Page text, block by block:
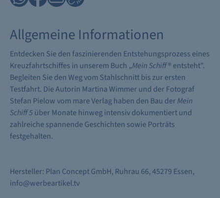
Allgemeine Informationen
Entdecken Sie den faszinierenden Entstehungsprozess eines
Kreuzfahrtschiffes in unserem Buch „Mein Schiff® entsteht".
Begleiten Sie den Weg vom Stahlschnitt bis zur ersten
Testfahrt. Die Autorin Martina Wimmer und der Fotograf
Stefan Pielow vom mare Verlag haben den Bau derMein
Schiff 5über Monate hinweg intensiv dokumentiert und
zahlreiche spannende Geschichten sowie Porträts
festgehalten.
Hersteller: Plan Concept GmbH, Ruhrau 66, 45279 Essen,
info@werbeartikel.tv